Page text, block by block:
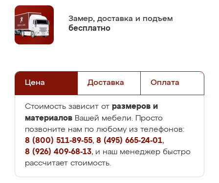
Замер, доставка и подъем
бесплатно
Цена Доставка Оплата
Стоимость зависит от размеров и
материалов Вашей мебели. Просто
позвоните нам по любому из телефонов:
8 (800) 511-89-55, 8 (495) 665-24-01,
8 (926) 409-68-13, и наш менеджер быстро
рассчитает стоимость.